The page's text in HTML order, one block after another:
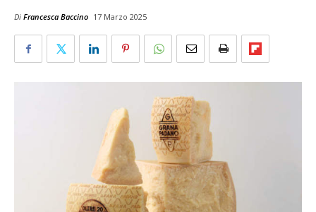
Di Francesca Baccino 17 Marzo 2025